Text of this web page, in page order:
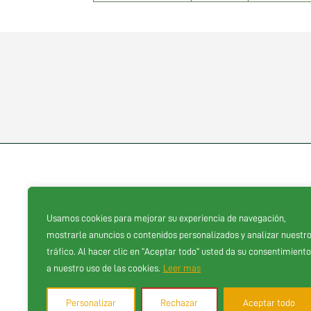
Usamos cookies para mejorar su experiencia de navegación,
mostrarle anuncios o contenidos personalizados y analizar nuestro
tráfico. Al hacer clic en “Aceptar todo” usted da su consentimiento
a nuestro uso de las cookies. Leer mas
Personalizar Rechazar Aceptar todo
Proveedores